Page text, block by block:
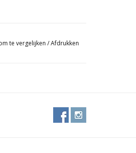
te vergelijken /Afdrukken